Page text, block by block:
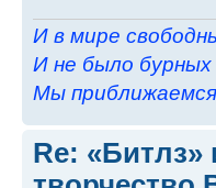
И в мире
И не было бурных
Мы
Re: «Битлз»